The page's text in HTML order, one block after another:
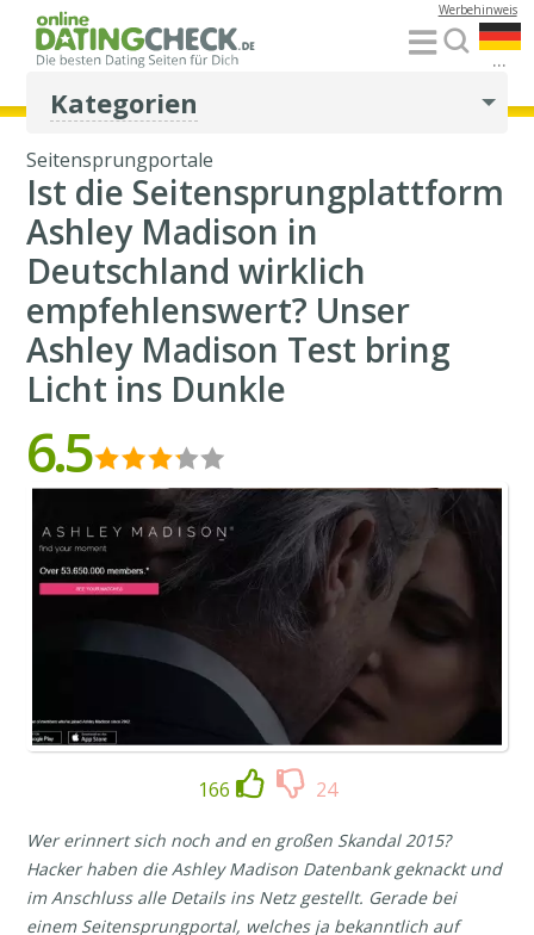
...
Werbehinweis
Kategorien
Seitensprungportale
Ist die Seitensprungplattform
Ashley Madison in
Deutschland wirklich
empfehlenswert? Unser
Ashley Madison Test bring
Licht ins Dunkle
6.5
166 24
Wer erinnert sich noch and en großen Skandal 2015?
Hacker haben die Ashley Madison Datenbank geknackt und
im Anschluss alle Details ins Netz gestellt. Gerade bei
einem Seitensprungportal, welches ja bekanntlich auf